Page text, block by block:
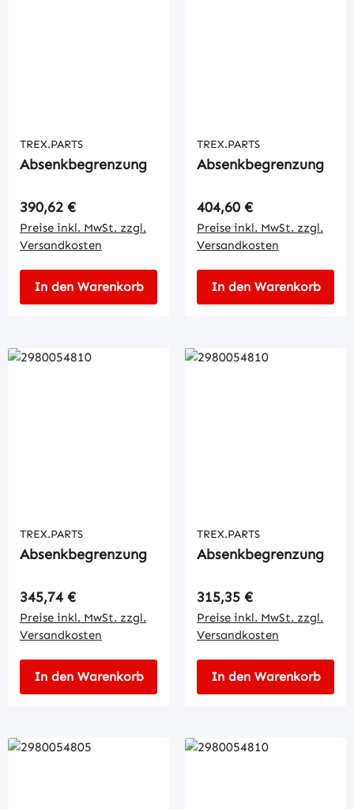
TREX.PARTS
Absenkbegrenzung
Regulärer Preis:
390,62 €
Preise inkl. MwSt. zzgl.
Versandkosten
In den Warenkorb
TREX.PARTS
Absenkbegrenzung
Regulärer Preis:
404,60 €
Preise inkl. MwSt. zzgl.
Versandkosten
In den Warenkorb
TREX.PARTS
Absenkbegrenzung
Regulärer Preis:
345,74 €
Preise inkl. MwSt. zzgl.
Versandkosten
In den Warenkorb
TREX.PARTS
Absenkbegrenzung
Regulärer Preis:
315,35 €
Preise inkl. MwSt. zzgl.
Versandkosten
In den Warenkorb